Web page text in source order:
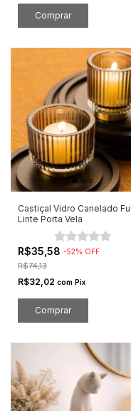
Comprar
Castiçal Vidro Canelado
Linte Porta Vela
R$35,58 -52% OFF
R$74,13
R$32,02 com Pix